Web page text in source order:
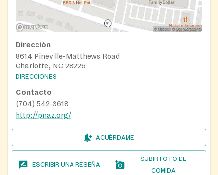
Dirección
8614 Pineville-Matthews Road
Charlotte, NC 28226
DIRECCIONES
Contacto
(704) 542-3618
http://pnaz.org/
ACUÉRDAME
ESCRIBIR UNA RESEÑA
SUBIR FOTO DE
COMIDA